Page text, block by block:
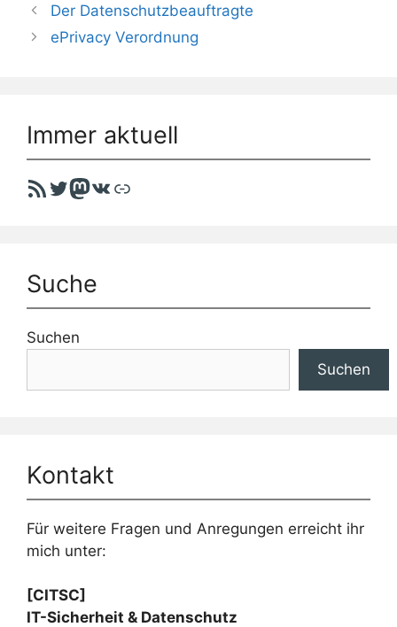
Der Datenschutzbeauftragte
ePrivacy Verordnung
Immer aktuell
RSS-FeedTwitter
Mastodon
VKLink
Suche
Suchen
Suchen
Kontakt
Für weitere Fragen und Anregungen erreicht ihr
mich unter:
[CITSC]
IT-Sicherheit & Datenschutz